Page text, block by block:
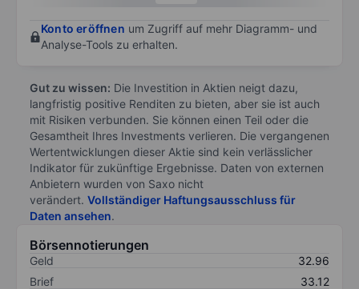
Konto eröffnen um Zugriff auf mehr Diagramm- und
Analyse-Tools zu erhalten.
Gut zu wissen: Die Investition in Aktien neigt dazu,
langfristig positive Renditen zu bieten, aber sie ist auch
mit Risiken verbunden. Sie können einen Teil oder die
Gesamtheit Ihres Investments verlieren. Die vergangenen
Wertentwicklungen dieser Aktie sind kein verlässlicher
Indikator für zukünftige Ergebnisse. Daten von externen
Anbietern wurden von Saxo nicht
verändert. Vollständiger Haftungsausschluss für
Daten ansehen.
Börsennotierungen
Geld
32.96
Brief
33.12